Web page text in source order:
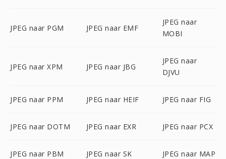
JPEG naar PGM JPEG naar EMF
JPEG naar
MOBI
JPEG naar XPM JPEG naar JBG
JPEG naar
DJVU
JPEG naar PPM JPEG naar HEIF JPEG naar FIG
JPEG naar DOTM JPEG naar EXR JPEG naar PCX
JPEG naar PBM JPEG naar SK JPEG naar MAP